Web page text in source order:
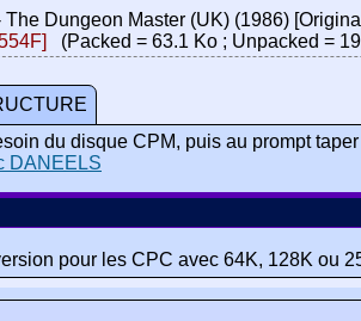
The Dungeon Master (UK) (1986)
(Packed = 63.1 Ko ; Unpacked =
du disque CPM, puis au prompt
DANEELS
pour les CPC avec 64K, 128K ou